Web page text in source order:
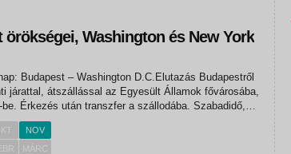
örökségei, Washington és New York
Budapest – Washington D.C.Elutazás Budapestről
járattal, átszállással az Egyesült Államok fővárosába,
Érkezés után transzfer a szállodába. Szabadidő,
ismerkedés a várossal, és a helyi
egy...NOV
MÁRC